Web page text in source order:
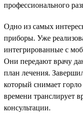
профессионального
Одно из самых
приборы. Уже
интегрированные с
Они передают врачу
план лечения.
который снимает
времени транслирует
консультации.